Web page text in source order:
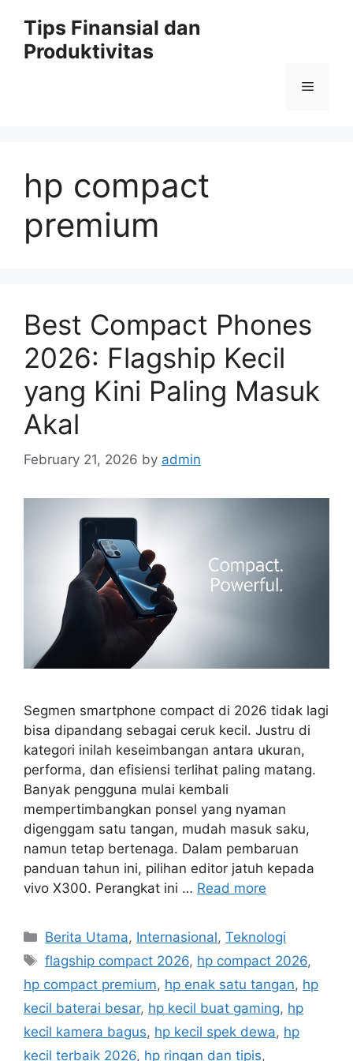
content
Tips Finansial dan
Produktivitas
Menu
hp compact
premium
Best Compact Phones
2026: Flagship Kecil
yang Kini Paling Masuk
Akal
February 21, 2026 by admin
Segmen smartphone compact di 2026 tidak lagi
bisa dipandang sebagai ceruk kecil. Justru di
kategori inilah keseimbangan antara ukuran,
performa, dan efisiensi terlihat paling matang.
Banyak pengguna mulai kembali
mempertimbangkan ponsel yang nyaman
digenggam satu tangan, mudah masuk saku,
namun tetap bertenaga. Dalam pembaruan
panduan tahun ini, pilihan editor jatuh kepada
vivo X300. Perangkat ini … Read more
C
a
e
g
o
r
Berita Utama, Internasional,Teknologi
T
a
s
flagship compact 2026, hp compact 2026,
hp compact premium, hp enak satu tangan, hp
kecil baterai besar, hp kecil buat gaming, hp
kecil kamera bagus, hp kecil spek dewa, hp
kecil terbaik 2026, hp ringan dan tipis,